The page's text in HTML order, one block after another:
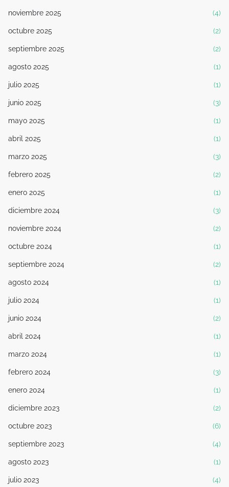
noviembre 2025 (4)
octubre 2025 (2)
septiembre 2025 (2)
agosto 2025 (1)
julio 2025 (1)
junio 2025 (3)
mayo 2025 (1)
abril 2025 (1)
marzo 2025 (3)
febrero 2025 (2)
enero 2025 (1)
diciembre 2024 (3)
noviembre 2024 (2)
octubre 2024 (1)
septiembre 2024 (2)
agosto 2024 (1)
julio 2024 (1)
junio 2024 (2)
abril 2024 (1)
marzo 2024 (1)
febrero 2024 (3)
enero 2024 (1)
diciembre 2023 (2)
octubre 2023 (6)
septiembre 2023 (4)
agosto 2023 (1)
julio 2023 (4)